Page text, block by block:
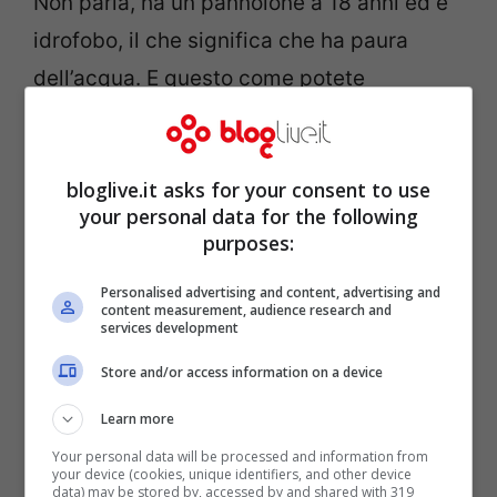
idrofobo, il che significa che ha paura
dell’acqua. E questo come potete
immaginare rappresenta un problema
quando dobbiamo lavarlo”.
bloglive.it asks for your consent to use
your personal data for the following
purposes:
Personalised advertising and content, advertising and
content measurement, audience research and
services development
Store and/or access information on a device
Learn more
Your personal data will be processed and information from
your device (cookies, unique identifiers, and other device
data) may be stored by, accessed by and shared with 319